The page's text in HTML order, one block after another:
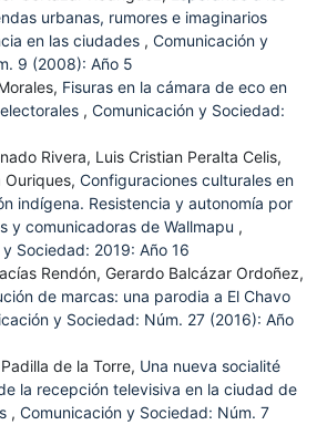
urbanas, rumores e imaginarios
en las ciudades , Comunicación y
9 (2008): Año 5
Fisuras en la cámara de eco en
, Comunicación y Sociedad:
Rivera, Luis Cristian Peralta Celis,
Ouriques, Configuraciones culturales en
indígena. Resistencia y autonomía por
y comunicadoras de Wallmapu ,
Sociedad: 2019: Año 16
Rendón, Gerardo Balcázar Ordoñez,
de marcas: una parodia a El Chavo
y Sociedad: Núm. 27 (2016): Año
de la Torre, Una nueva socialité
la recepción televisiva en la ciudad de
, Comunicación y Sociedad: Núm. 7